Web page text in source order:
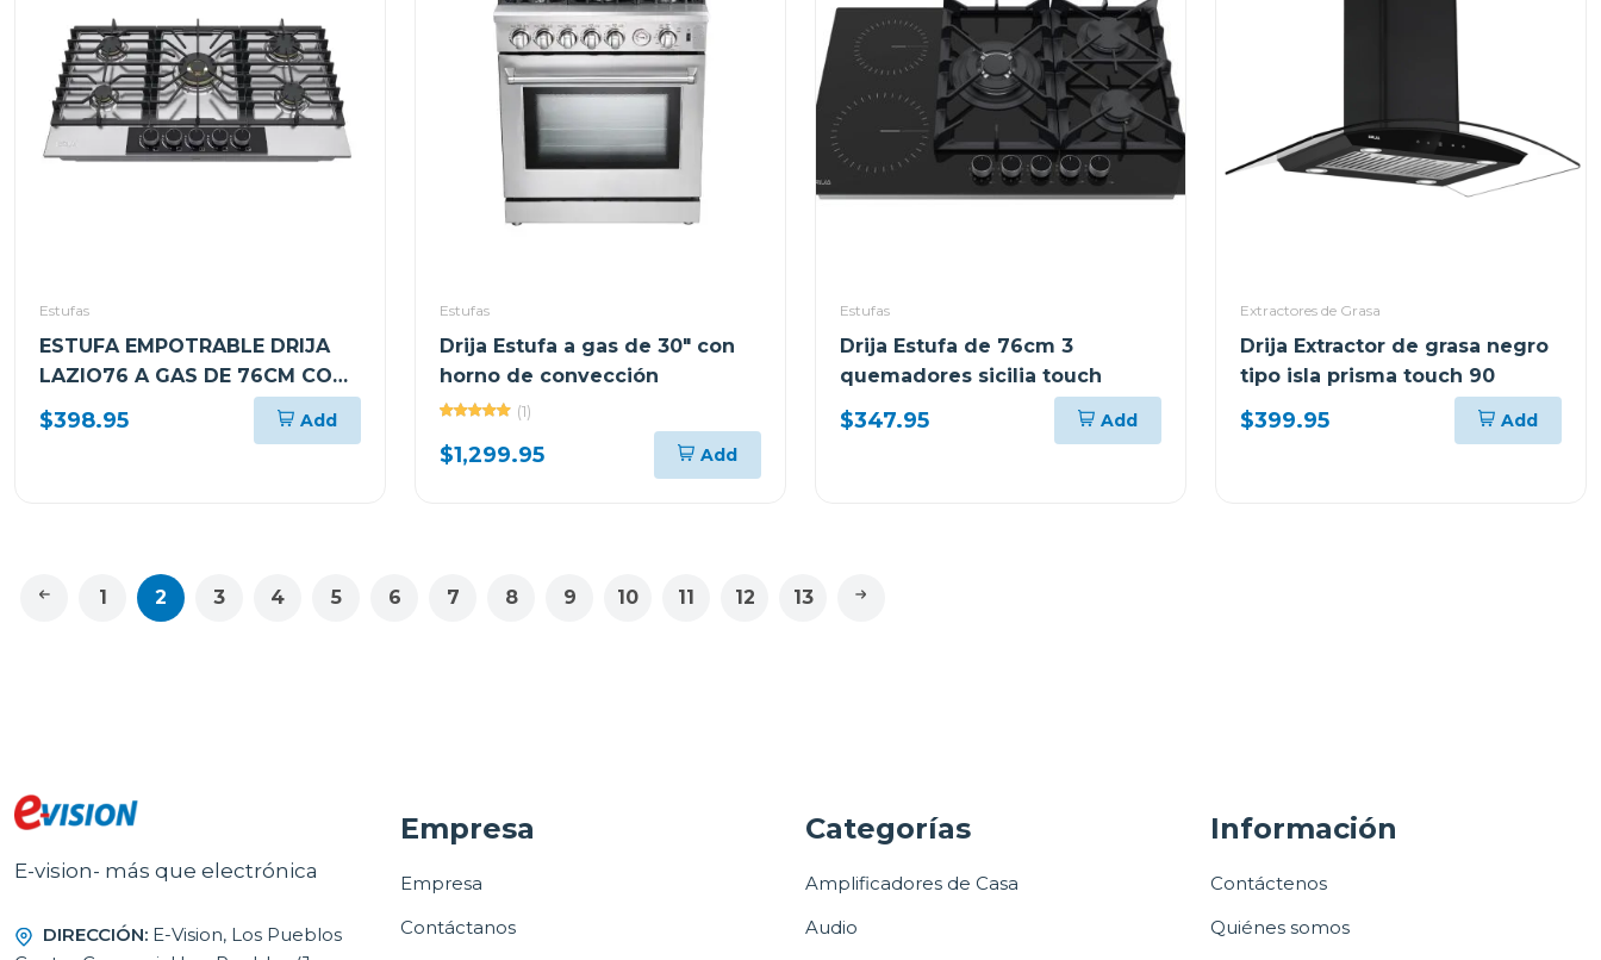
Estufas
ESTUFA EMPOTRABLE DRIJA
LAZIO76 A GAS DE 76CM CON
5 QUEMADORES
$398.95 Add
Estufas
Drija Estufa a gas de 30" con
horno de convección
(1)
$1,299.95 Add
Estufas
Drija Estufa de 76cm 3
quemadores sicilia touch
$347.95 Add
Extractores de Grasa
Drija Extractor de grasa negro
tipo isla prisma touch 90
$399.95 Add
1 2 3 4 5 6 7 8 9 10 11 12 13
E-vision- más que electrónica
DIRECCIÓN: E-Vision, Los Pueblos
Empresa
Empresa
Contáctanos
Categorías
Amplificadores de Casa
Audio
Información
Contáctenos
Quiénes somos